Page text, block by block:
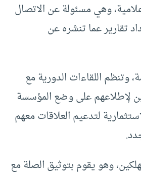
وهي مسئولة عن الاتصال
تقارير عما تنشره عن
وتنظم اللقاءات الدورية مع
لإطلاعهم على وضع المؤسسة
لتدعيم العلاقات معهم
وهو يقوم بتوثيق الصلة مع